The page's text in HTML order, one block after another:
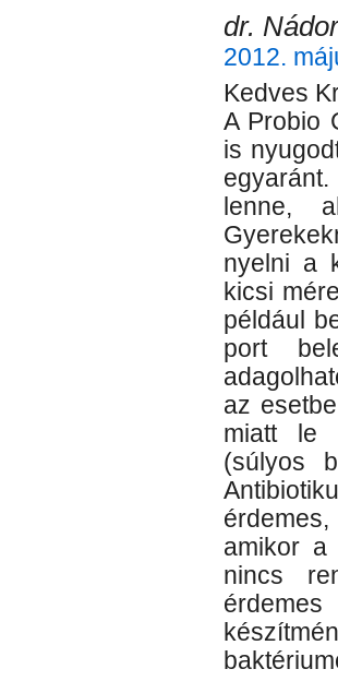
dr.
2012.
Kedves
A Probio
is
lenne,
nyelni a
kicsi
például
port
az
miatt le
(súlyos
amikor a
nincs